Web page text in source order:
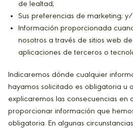
de lealtad;
Sus preferencias de marketing;
Información proporcionada
nosotros a través de sitios web
aplicaciones de terceros o
Indicaremos dónde cualquier
hayamos solicitado es obligatoria u
explicaremos las consecuencias en
proporcionar información que
obligatoria. En algunas